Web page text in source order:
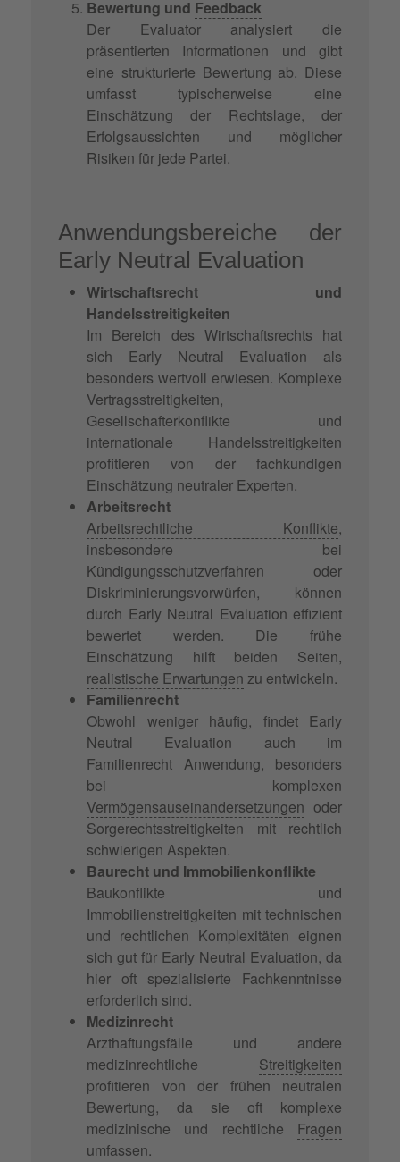
Bewertung und Feedback
Der Evaluator analysiert die
präsentierten Informationen und gibt
eine strukturierte Bewertung ab. Diese
umfasst typischerweise eine
Einschätzung der Rechtslage, der
Erfolgsaussichten und möglicher
Risiken für jede Partei.
Anwendungsbereiche der
Early Neutral Evaluation
Wirtschaftsrecht und
Handelsstreitigkeiten
Im Bereich des Wirtschaftsrechts hat
sich Early Neutral Evaluation als
besonders wertvoll erwiesen. Komplexe
Vertragsstreitigkeiten,
Gesellschafterkonflikte und
internationale Handelsstreitigkeiten
profitieren von der fachkundigen
Einschätzung neutraler Experten.
Arbeitsrecht
Arbeitsrechtliche Konflikte,
insbesondere bei
Kündigungsschutzverfahren oder
Diskriminierungsvorwürfen, können
durch Early Neutral Evaluation effizient
bewertet werden. Die frühe
Einschätzung hilft beiden Seiten,
realistische Erwartungen zu entwickeln.
Familienrecht
Obwohl weniger häufig, findet Early
Neutral Evaluation auch im
Familienrecht Anwendung, besonders
bei komplexen
Vermögensauseinandersetzungen oder
Sorgerechtsstreitigkeiten mit rechtlich
schwierigen Aspekten.
Baurecht und Immobilienkonflikte
Baukonflikte und
Immobilienstreitigkeiten mit technischen
und rechtlichen Komplexitäten eignen
sich gut für Early Neutral Evaluation, da
hier oft spezialisierte Fachkenntnisse
erforderlich sind.
Medizinrecht
Arzthaftungsfälle und andere
medizinrechtliche Streitigkeiten
profitieren von der frühen neutralen
Bewertung, da sie oft komplexe
medizinische und rechtliche Fragen
umfassen.